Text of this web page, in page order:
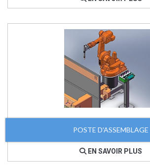
POSTE D'ASSEMBLAGE
EN SAVOIR PLUS